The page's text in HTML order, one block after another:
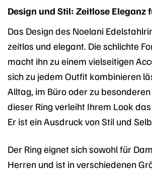
Design und Stil: Zeitlose Eleganz
Das Design des Noelani
zeitlos und elegant. Die schlichte
macht ihn zu einem vielseitigen
sich zu jedem Outfit kombinieren
Alltag, im Büro oder zu
dieser Ring verleiht Ihrem Look
Er ist ein Ausdruck von Stil und
Der Ring eignet sich sowohl für
Herren und ist in verschiedenen